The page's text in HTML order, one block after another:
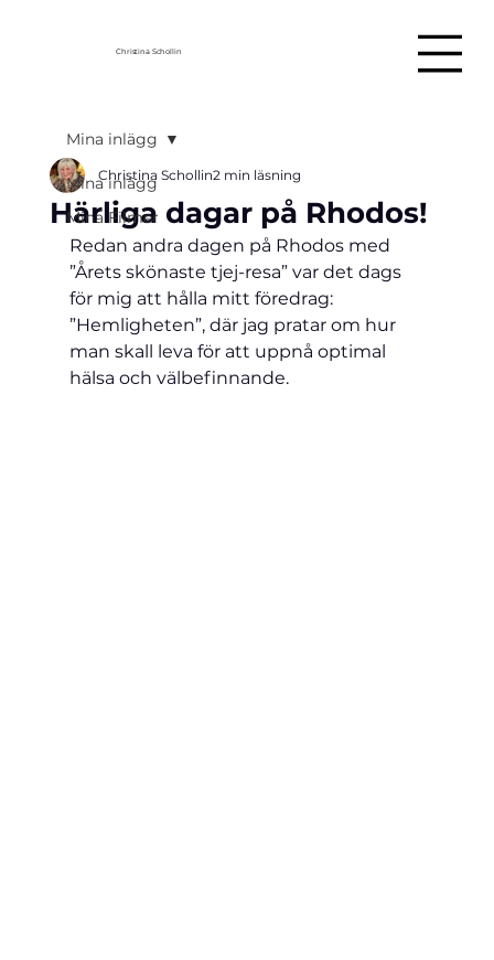
Christina Schollin
Mina inlägg
Mina Filmer
Mina inlägg
Härliga dagar på Rhodos!
Christina Schollin2 min läsning
Redan andra dagen på Rhodos med
”Årets skönaste tjej-resa” var det dags
för mig att hålla mitt föredrag:
”Hemligheten”, där jag pratar om hur
man skall leva för att uppnå optimal
hälsa och välbefinnande.